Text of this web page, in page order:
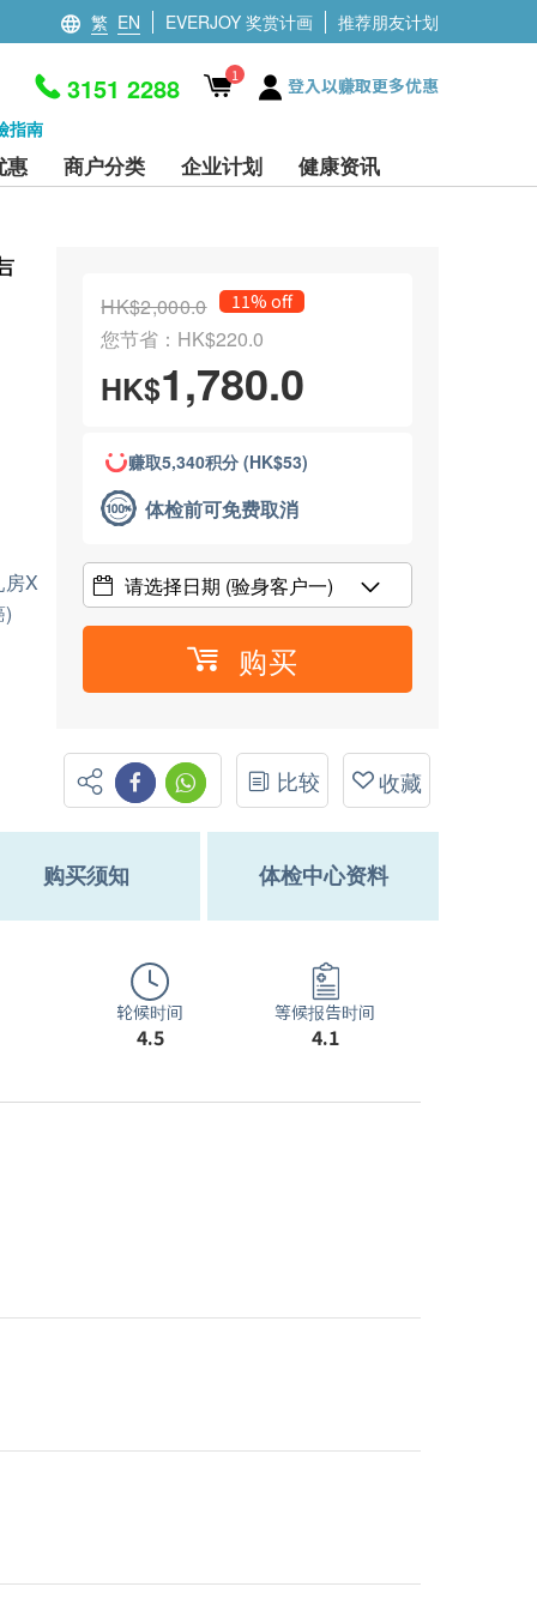
繁 EN EVERJOY 奖赏计画 推荐朋友计划
指南
3151 2288 1 登入以赚取更多优惠
惠 商户分类 企业计划 健康资讯
X
HK$2,000.0 11% off
您节省：HK$220.0
HK$1,780.0
赚取5,340积分 (HK$53)
体检前可免费取消
请选择日期 (验身客户一)
购买
比较 收藏
购买须知 体检中心资料
轮候时间
4.5
等候报告时间
4.1